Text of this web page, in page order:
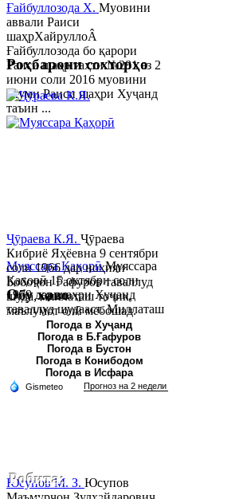
Ғайбуллозода Х. Муовини
аввали Раиси
шаҳрХайруллоÂ
Ғайбуллозода бо қарори
Раиси шаҳр таҳти №281 аз 2
июни соли 2016 муовини
якуми Раиси шаҳри Хуҷанд
таъин ...
Муяссара ҚаҳорӣМуяссара
Қаҳорӣ 15 октябри соли
1979 дар шаҳри Хуҷанд
таваллуд шудааст. Миллаташ
тоҷик. Маълумот олӣ. Соли
2002 Донишгоҳи давлатии
Хуҷанд ба...
Роҳбарони сохторҳо
Ҷӯраева К.Я. Ҷӯраева
Кибриё Яҳёевна 9 сентябри
соли 1966 дар ноҳияи
Бобоҷон Ғафуров таваллуд
шуда, миллаташ тоҷик,
маълумот олӣ мебошад.
Соли 1997 Донишг...
Юсупов М. З. Юсупов
Обу хаво
Погода в Хуҷанд
Погода в Б.Ғафуров
Погода в Бустон
Погода в Конибодом
Погода в Исфара
Робита: